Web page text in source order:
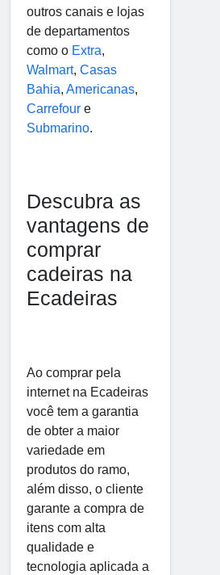
outros canais e lojas
de departamentos
como o Extra,
Walmart, Casas
Bahia, Americanas,
Carrefour e
Submarino.
Descubra as
vantagens de
comprar
cadeiras na
Ecadeiras
Ao comprar pela
internet na Ecadeiras
você tem a garantia
de obter a maior
variedade em
produtos do ramo,
além disso, o cliente
garante a compra de
itens com alta
qualidade e
tecnologia aplicada a